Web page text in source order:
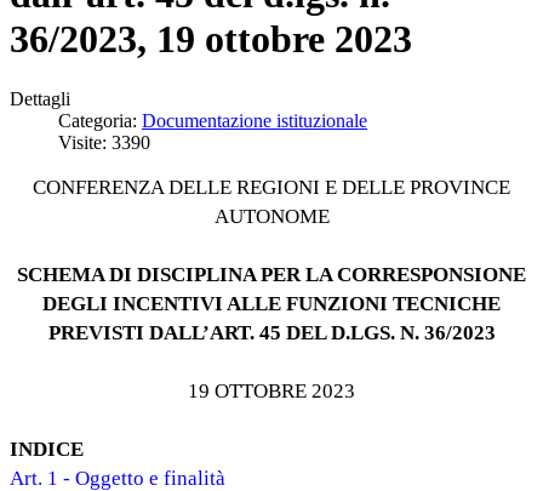
36/2023, 19 ottobre 2023
Dettagli
Categoria: Documentazione istituzionale
Visite: 3390
CONFERENZA DELLE REGIONI E DELLE PROVINCE
AUTONOME
SCHEMA DI DISCIPLINA PER LA CORRESPONSIONE
DEGLI INCENTIVI ALLE FUNZIONI TECNICHE
PREVISTI DALL’ART. 45 DEL D.LGS. N. 36/2023
19 OTTOBRE 2023
INDICE
Art. 1 - Oggetto e finalità